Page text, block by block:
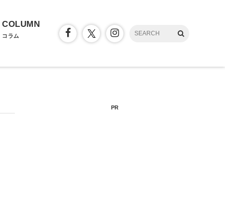
COLUMN
コラム
PR